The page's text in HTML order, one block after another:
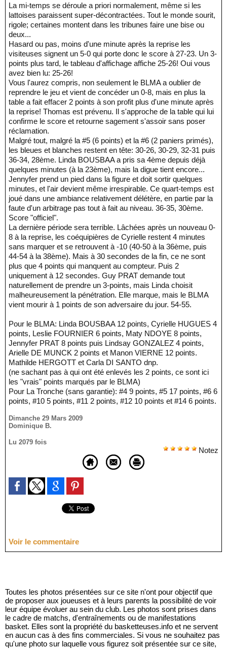
La mi-temps se déroule a priori normalement, même si les
lattoises paraissent super-décontractées. Tout le monde sourit,
rigole; certaines montent dans les tribunes faire une bise ou
deux...
Hasard ou pas, moins d'une minute après la reprise les
visiteuses signent un 5-0 qui porte donc le score à 27-23. Un 3-
points plus tard, le tableau d'affichage affiche 25-26! Oui vous
avez bien lu: 25-26!
Vous l'aurez compris, non seulement le BLMA a oublier de
reprendre le jeu et vient de concéder un 0-8, mais en plus la
table a fait effacer 2 points à son profit plus d'une minute après
la reprise! Thomas est prévenu. Il s'approche de la table qui lui
confirme le score et retourne sagement s'assoir sans poser
réclamation.
Malgré tout, malgré la #5 (6 points) et la #6 (2 paniers primés),
les bleues et blanches restent en tête: 30-26, 30-29, 32-31 puis
36-34, 28ème. Linda BOUSBAA a pris sa 4ème depuis déjà
quelques minutes (à la 23ème), mais la digue tient encore...
Jennyfer prend un pied dans la figure et doit sortir quelques
minutes, et l'air devient même irrespirable. Ce quart-temps est
joué dans une ambiance relativement délétère, en partie par la
faute d'un arbitrage pas tout à fait au niveau. 36-35, 30ème.
Score "officiel".
La dernière période sera terrible. Lâchées après un nouveau 0-
8 à la reprise, les coéquipières de Cyrielle restent 4 minutes
sans marquer et se retrouvent à -10 (40-50 à la 36ème, puis
44-54 à la 38ème). Mais à 30 secondes de la fin, ce ne sont
plus que 4 points qui manquent au compteur. Puis 2
uniquement à 12 secondes. Guy PRAT demande tout
naturellement de prendre un 3-points, mais Linda choisit
malheureusement la pénétration. Elle marque, mais le BLMA
vient mourir à 1 points de son adversaire du jour. 54-55.
Pour le BLMA: Linda BOUSBAA 12 points, Cyrielle HUGUES 4
points, Leslie FOURNIER 6 points, Maty NDOYE 8 points,
Jennyfer PRAT 8 points puis Lindsay GONZALEZ 4 points,
Arielle DE MUNCK 2 points et Manon VIERNE 12 points.
Mathilde HERGOTT et Carla DI SANTO dnp.
(ne sachant pas à qui ont été enlevés les 2 points, ce sont ici
les "vrais" points marqués par le BLMA)
Pour La Tronche (sans garantie): #4 9 points, #5 17 points, #6 6
points, #10 5 points, #11 2 points, #12 10 points et #14 6 points.
Dimanche 29 Mars 2009
Dominique B.
Lu 2079 fois
Notez
Voir le commentaire
Toutes les photos présentées sur ce site n'ont pour objectif que
de proposer aux joueuses et à leurs parents la possibilité de voir
leur équipe évoluer au sein du club. Les photos sont prises dans
le cadre de matchs, d'entraînements ou de manifestations
basket. Elles sont la propriété du basketteuses.info et ne servent
en aucun cas à des fins commerciales. Si vous ne souhaitez pas
qu'une photo sur laquelle vous figurez soit présentée sur ce site,